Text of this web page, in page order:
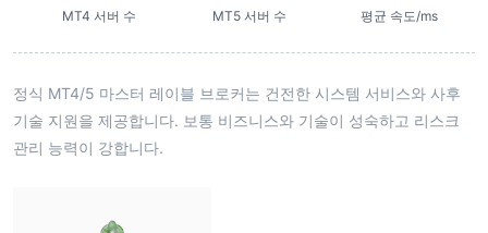
MT4 서버 수 MT5 서버 수 평균 속도/ms
정식 MT4/5 마스터 레이블 브로커는 건전한 시스템 서비스와 사후
기술 지원을 제공합니다. 보통 비즈니스와 기술이 성숙하고 리스크
관리 능력이 강합니다.